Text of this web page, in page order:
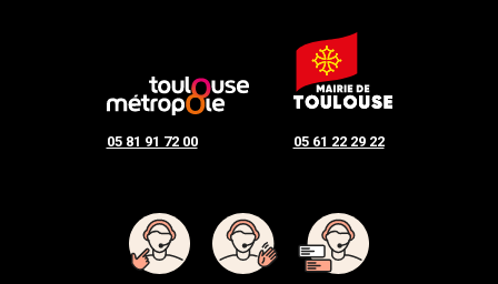
05 81 91 72 00 05 61 22 29 22